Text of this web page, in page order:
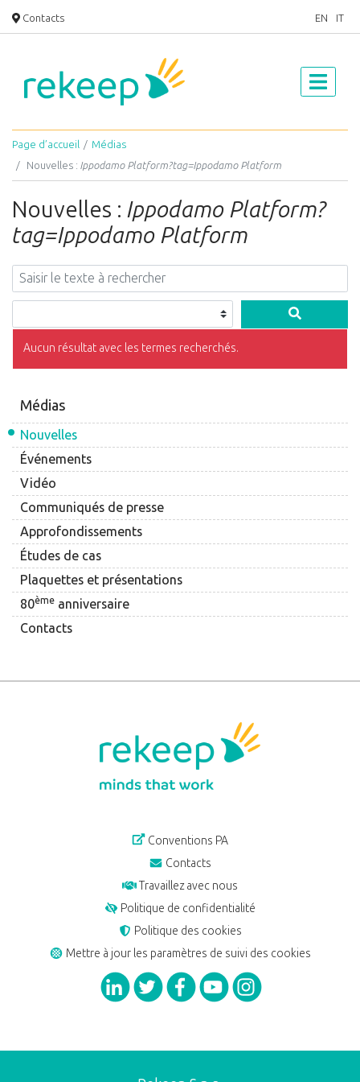
Contacts EN IT
Page d’accueil
Médias
Nouvelles : Ippodamo Platform?tag=Ippodamo Platform
Médias
Nouvelles
Événements
Vidéo
Communiqués de presse
Approfondissements
Études de cas
Plaquettes et présentations
80ème anniversaire
Contacts
Nouvelles : Ippodamo Platform?
tag=Ippodamo Platform
Aucun résultat avec les termes recherchés.
Conventions PA
Contacts
Travaillez avec nous
Politique de confidentialité
Politique des cookies
Mettre à jour les paramètres de suivi des cookies